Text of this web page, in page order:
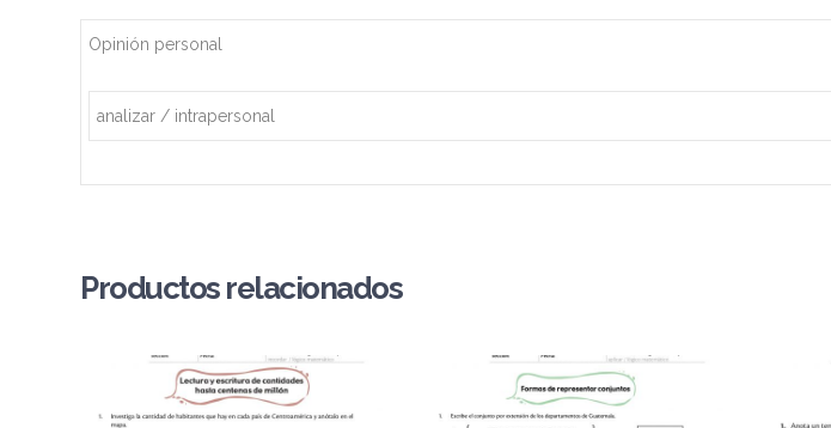
Opinión personal
analizar / intrapersonal
Productos relacionados